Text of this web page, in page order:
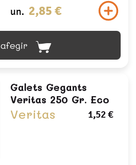
un. 2,85 €
afegir
Galets Gegants
Veritas 250 Gr. Eco
Veritas 1,52 €